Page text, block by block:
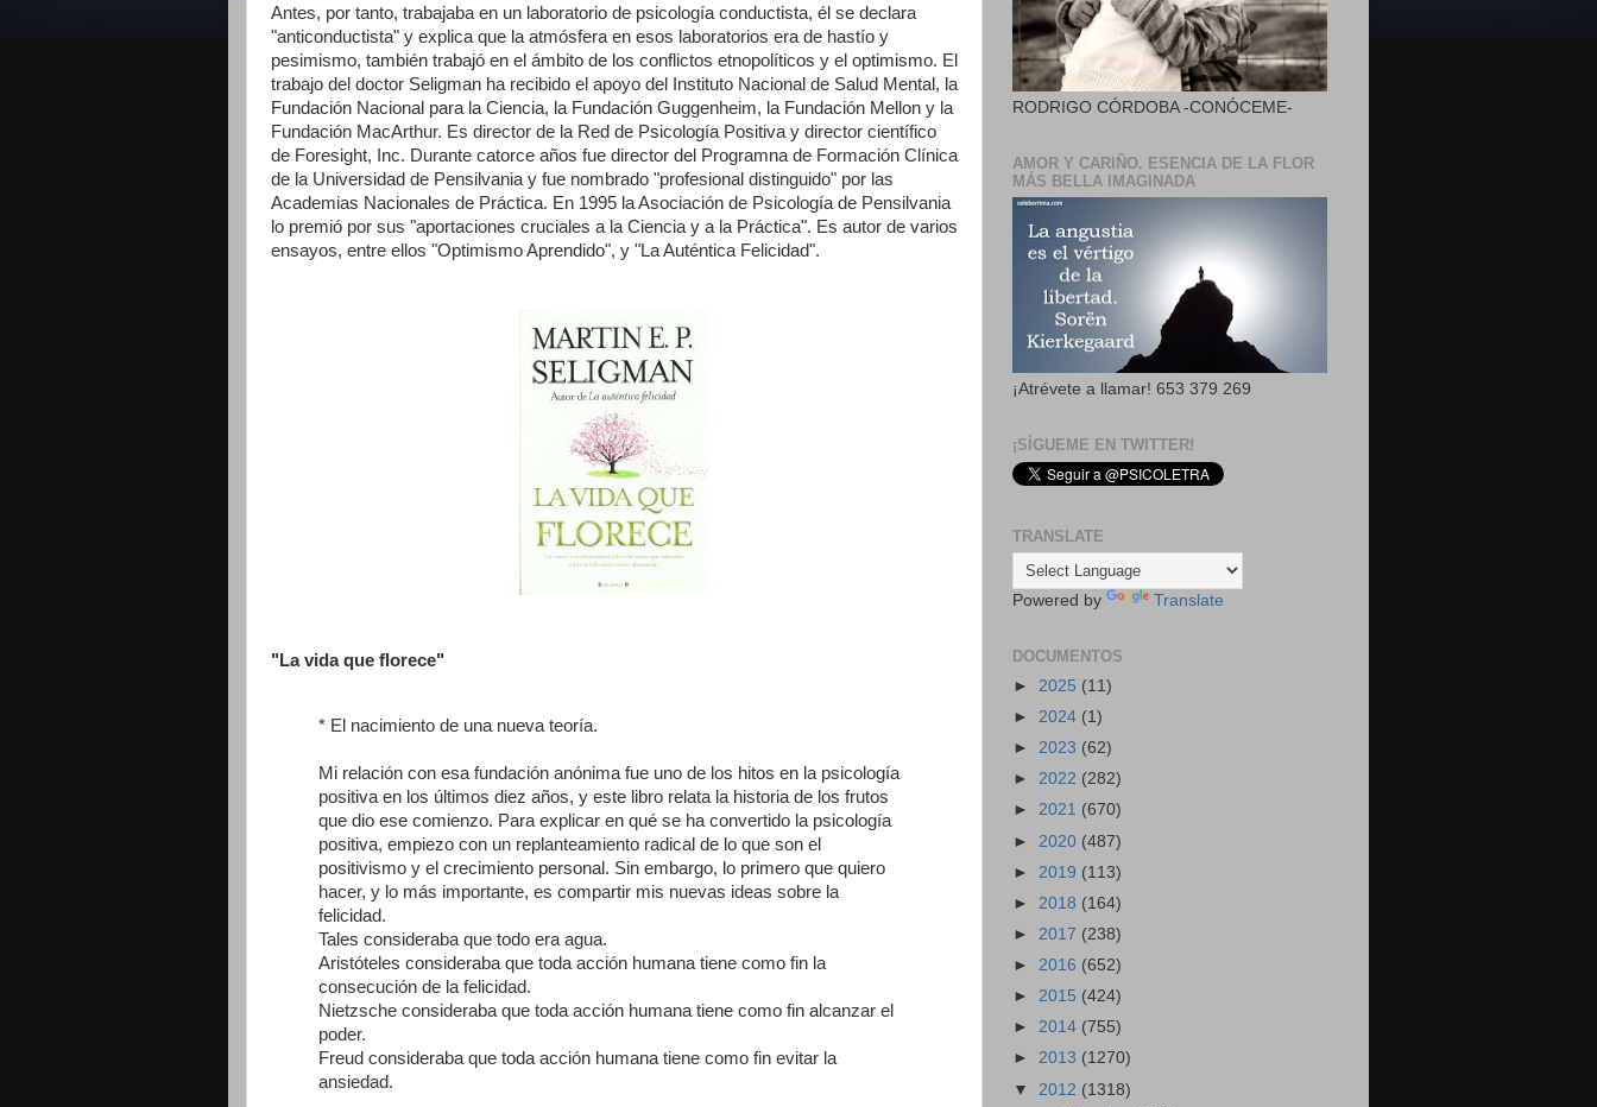
Antes, por tanto, trabajaba en un laboratorio de psicología conductista, él se declara
"anticonductista" y explica que la atmósfera en esos laboratorios era de hastío y
pesimismo, también trabajó en el ámbito de los conflictos etnopolíticos y el optimismo. El
trabajo del doctor Seligman ha recibido el apoyo del Instituto Nacional de Salud Mental, la
Fundación Nacional para la Ciencia, la Fundación Guggenheim, la Fundación Mellon y la
Fundación MacArthur. Es director de la Red de Psicología Positiva y director científico
de Foresight, Inc. Durante catorce años fue director del Programna de Formación Clínica
de la Universidad de Pensilvania y fue nombrado "profesional distinguido" por las
Academias Nacionales de Práctica. En 1995 la Asociación de Psicología de Pensilvania
lo premió por sus "aportaciones cruciales a la Ciencia y a la Práctica". Es autor de varios
ensayos, entre ellos "Optimismo Aprendido", y "La Auténtica Felicidad".
"La vida que florece"
* El nacimiento de una nueva teoría.
Mi relación con esa fundación anónima fue uno de los hitos en la psicología
positiva en los últimos diez años, y este libro relata la historia de los frutos
que dio ese comienzo. Para explicar en qué se ha convertido la psicología
positiva, empiezo con un replanteamiento radical de lo que son el
positivismo y el crecimiento personal. Sin embargo, lo primero que quiero
hacer, y lo más importante, es compartir mis nuevas ideas sobre la
felicidad.
Tales consideraba que todo era agua.
Aristóteles consideraba que toda acción humana tiene como fin la
consecución de la felicidad.
Nietzsche consideraba que toda acción humana tiene como fin alcanzar el
poder.
Freud consideraba que toda acción humana tiene como fin evitar la
ansiedad.
RODRIGO CÓRDOBA -CONÓCEME-
AMOR Y CARIÑO. ESENCIA DE LA FLOR
MÁS BELLA IMAGINADA
¡Atrévete a llamar! 653 379 269
¡SÍGUEME EN TWITTER!
TRANSLATE
Powered by Translate
DOCUMENTOS
► 2025 (11)
► 2024 (1)
► 2023 (62)
► 2022 (282)
► 2021 (670)
► 2020 (487)
► 2019 (113)
► 2018 (164)
► 2017 (238)
► 2016 (652)
► 2015 (424)
► 2014 (755)
► 2013 (1270)
▼ 2012 (1318)